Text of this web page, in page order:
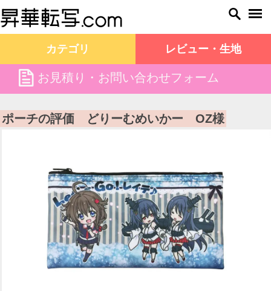
カテゴリ レビュー・生地
file お見積り・お問い合わせフォーム
昇華転写.com TOP お客様の声 ポーチの評価 どりーむめいかー OZ様
ポーチの評価 どりーむめいかー OZ様